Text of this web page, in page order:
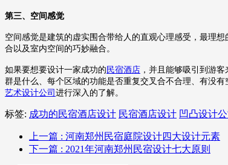
第三、空间感觉
空间感觉是建筑的虚实围合带给人的直观心理感受，最理
合以及室内空间的巧妙融合。
如果要想要设计一家成功的 民宿酒店 ，并且能够吸引到游
群是什么、每个区域的功能是否重复交叉合不合理、有没
艺术设计公司 进行深入的了解。
标签: 成功的民宿酒店设计 民宿酒店设计 凹凸设计公
上一篇 : 河南郑州民宿庭院设计四大设计元素
下一篇 : 2021年河南郑州民宿设计七大原则